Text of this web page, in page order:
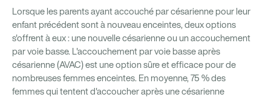
Lorsque les parents ayant accouché par césarienne pour leur
enfant précédent sont à nouveau enceintes, deux options
s'offrent à eux : une nouvelle césarienne ou un accouchement
par voie basse. L'accouchement par voie basse après
césarienne (AVAC) est une option sûre et efficace pour de
nombreuses femmes enceintes. En moyenne, 75 % des
femmes qui tentent d'accoucher après une césarienne